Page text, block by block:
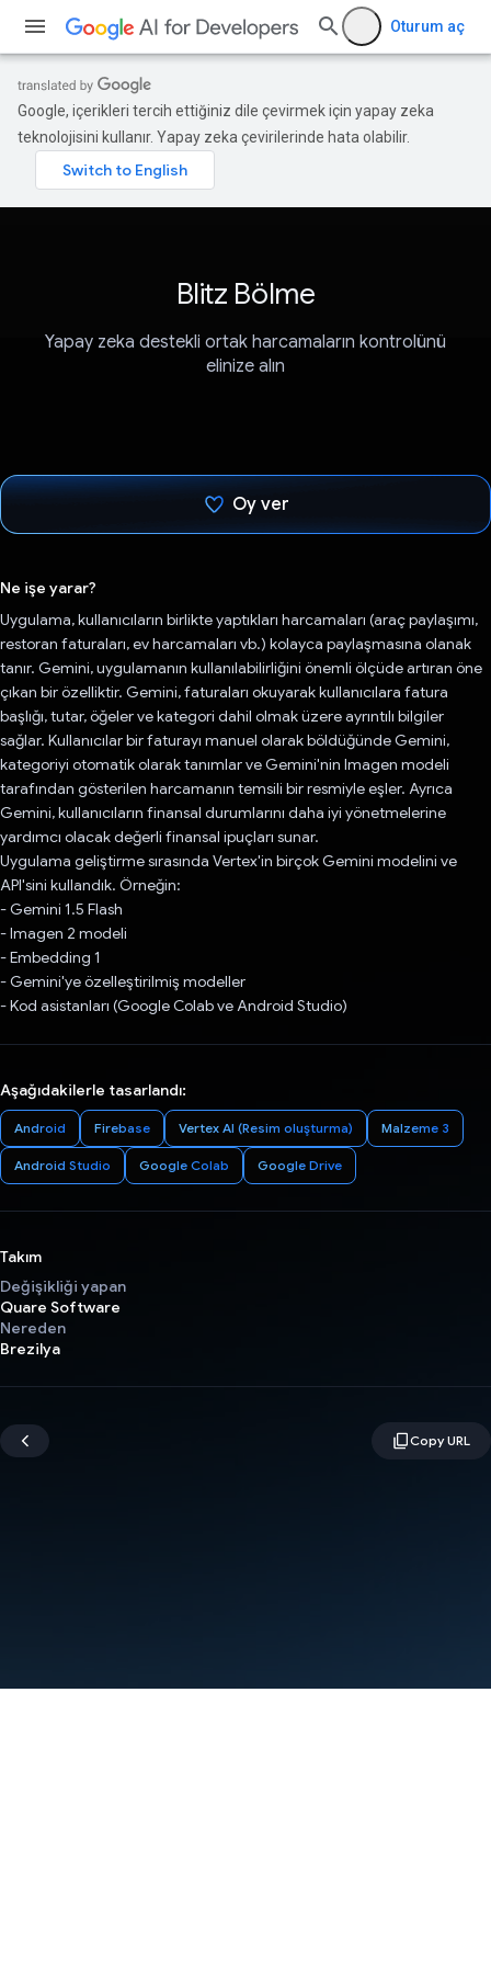
Oturum aç
Google, içerikleri tercih ettiğiniz dile çevirmek için yapay zeka
teknolojisini kullanır. Yapay zeka çevirilerinde hata olabilir.
Blitz Bölme
Yapay zeka destekli ortak harcamaların kontrolünü
elinize alın
Oy ver
Ne işe yarar?
Uygulama, kullanıcıların birlikte yaptıkları harcamaları (araç paylaşımı,
restoran faturaları, ev harcamaları vb.) kolayca paylaşmasına olanak
tanır. Gemini, uygulamanın kullanılabilirliğini önemli ölçüde artıran öne
çıkan bir özelliktir. Gemini, faturaları okuyarak kullanıcılara fatura
başlığı, tutar, öğeler ve kategori dahil olmak üzere ayrıntılı bilgiler
sağlar. Kullanıcılar bir faturayı manuel olarak böldüğünde Gemini,
kategoriyi otomatik olarak tanımlar ve Gemini'nin Imagen modeli
tarafından gösterilen harcamanın temsili bir resmiyle eşler. Ayrıca
Gemini, kullanıcıların finansal durumlarını daha iyi yönetmelerine
yardımcı olacak değerli finansal ipuçları sunar.
Uygulama geliştirme sırasında Vertex'in birçok Gemini modelini ve
API'sini kullandık. Örneğin:
- Gemini 1.5 Flash
- Imagen 2 modeli
- Embedding 1
- Gemini'ye özelleştirilmiş modeller
- Kod asistanları (Google Colab ve Android Studio)
Aşağıdakilerle tasarlandı:
Android Firebase Vertex AI (Resim oluşturma) Malzeme 3
Android Studio Google Colab Google Drive
Takım
Değişikliği yapan
Quare Software
Nereden
Brezilya